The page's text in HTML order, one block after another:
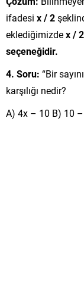
ifadesi x / 2
eklediğimizdex /
seçeneğidir.
4. Soru: “Bir
karşılığı nedir?
A) 4x – 10 B) 10